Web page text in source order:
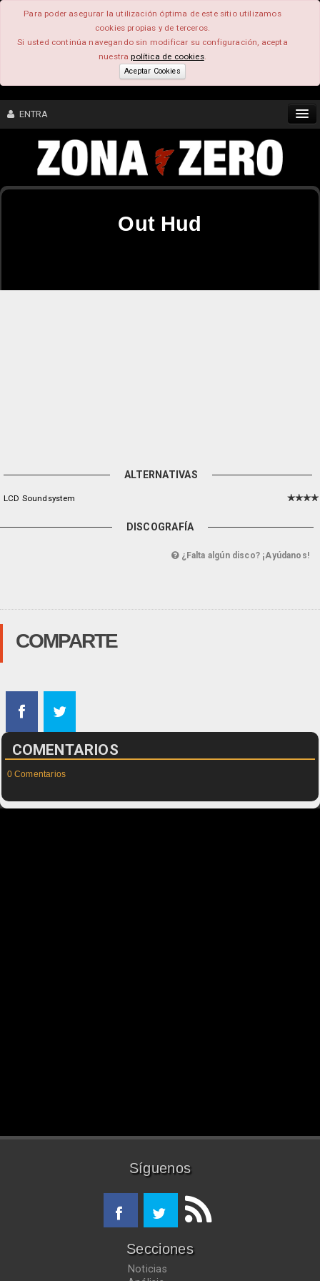
Para poder asegurar la utilización óptima de este sitio utilizamos
cookies propias y de terceros.
Si usted continúa navegando sin modificar su configuración, acepta
nuestrapolítica de cookies.
Aceptar Cookies
ENTRA
CONTENIDO
Out Hud
ALTERNATIVAS
LCD Soundsystem
DISCOGRAFÍA
¿Falta algún disco? ¡Ayúdanos!
COMPARTE
COMENTARIOS
0 Comentarios
Síguenos
Secciones
Noticias